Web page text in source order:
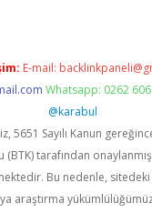
E-mail:
Whatsapp: 0262
@karabul
5651 Sayılı Kanun
tarafından onaylanmış
Bu nedenle,
araştırma